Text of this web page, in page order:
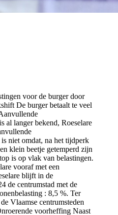
voor de burger door
De burger betaalt te veel
al langer bekend, Roeselare
niet omdat, na het tijdperk
klein beetje getemperd zijn
is op vlak van belastingen.
vooraf met een
blijft in de
de centrumstad met de
: 8,5 %. Ter
Vlaamse centrumsteden
voorheffing Naast